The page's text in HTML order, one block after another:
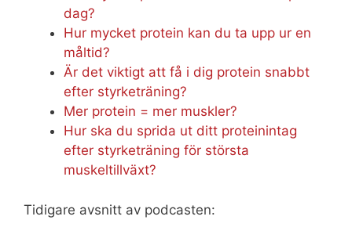
dag?
Hur mycket protein kan du ta upp ur en
måltid?
Är det viktigt att få i dig protein snabbt
efter styrketräning?
Mer protein = mer muskler?
Hur ska du sprida ut ditt proteinintag
efter styrketräning för största
muskeltillväxt?
Tidigare avsnitt av podcasten: